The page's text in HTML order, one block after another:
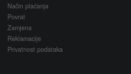
Način plaćanja
Povrat
Zamjena
Reklamacije
Privatnost podataka